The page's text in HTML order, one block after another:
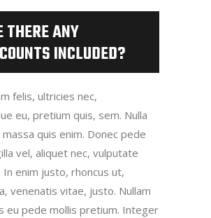
THERE ANY
INCLUDED?
felis, ultricies nec,
eu, pretium quis, sem. Nulla
quis enim. Donec pede
vel, aliquet nec, vulputate
In enim justo, rhoncus ut,
venenatis vitae, justo. Nullam
eu pede mollis pretium. Integer